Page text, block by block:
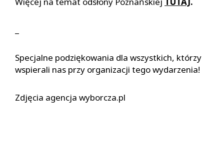
Specjalne podziękowania dla wszystkich, którzy
wspierali nas przy organizacji tego wydarzenia!
Zdjęcia agencja wyborcza.pl